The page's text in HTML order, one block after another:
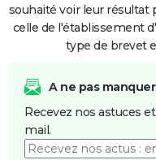
souhaité voir leur résultat
celle de l'établissement
type de brevet
A ne pas manquer
Recevez nos astuces
mail.